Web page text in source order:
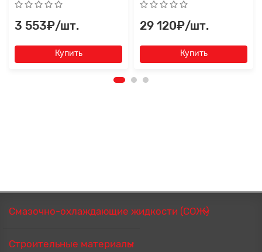
3 553₽/шт.
Купить
29 120₽/шт.
Купить
Смазочно-охлаждающие жидкости (СОЖ)
Строительные материалы